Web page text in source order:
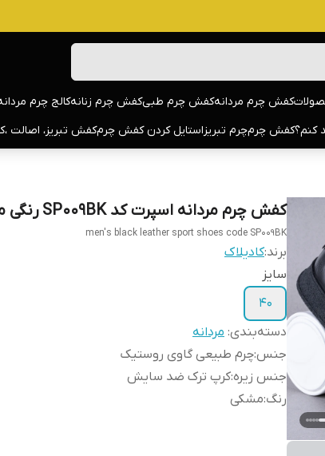
کفش چرم مردانهکفش چرم طبیکفش چرم زنانهکالج چرم
کنم؟کفش چرمچرم تبریزاستایل کردن کفش چرمکفش تبریز، اصالت
کفش چرم مردانه اسپرت کد SP009BK رنگی مشکی
men's black leather sport shoes code SP009BK
برند:کادیلاک
سایز
40
دسته‌بندی: مردانه
جنس:چرم طبیعی گاوی روستیک
جنس زیره:کرپ ترک ضد سایش
رنگ:مشکی